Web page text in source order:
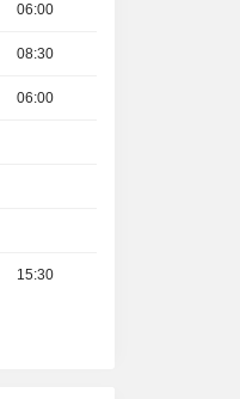
06:00
08:30
06:00
15:30